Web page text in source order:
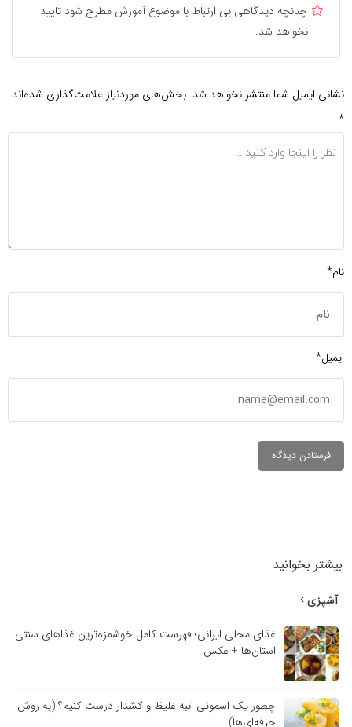
چنانچه دیدگاهی بی ارتباط با موضوع آموزش مطرح شود تایید
نخواهد شد.
نشانی ایمیل شما منتشر نخواهد شد. بخش‌های موردنیاز علامت‌گذاری شده‌اند
*
نام*
ایمیل*
بیشتر بخوانید
آشپزی
غذای محلی ایرانی؛ فهرست کامل خوشمزه‌ترین غذاهای سنتی
استان‌ها + عکس
چطور یک اسموتی انبه غلیظ و کشدار درست کنیم؟ (به روش
حرفه‌ای‌ها)